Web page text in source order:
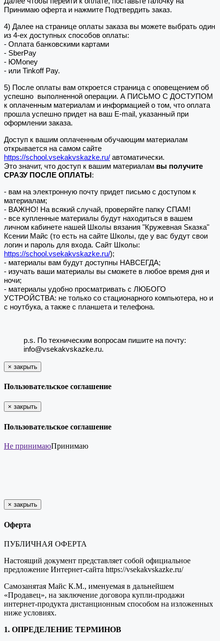
Принимаю оферта и нажмите Подтвердить заказ.
4) Далее на странице оплаты заказа вы можете выбрать один
из 4-ех доступных способов оплаты:
- Оплата банковскими картами
- SberPay
- ЮMoney
- или Tinkoff Pay.
5) После оплаты вам откроется страница с оповещением об
успешно выполненной операции. А ПИСЬМО С ДОСТУПОМ
к оплаченным материалам и информацией о том, что оплата
прошла успешно придет на ваш E-mail, указанный при
оформлении заказа.
Доступ к вашим оплаченным обучающим материалам
открывается на самом сайте
https://school.vsekakvskazke.ru/ автоматически.
Это значит, что доступ к вашим материалам вы получите
СРАЗУ ПОСЛЕ ОПЛАТЫ :
- вам на электронную почту придет письмо с доступом к
материалам;
- ВАЖНО! На всякий случай, проверяйте папку СПАМ!
- все купленные материалы будут находиться в вашем
личном кабинете нашей Школы вязания "Кружевная Sказка"
Ксении Майс (то есть на сайте Школы, где у вас будут свои
логин и пароль для входа. Сайт Школы:
https://school.vsekakvskazke.ru/);
- материалы вам будут доступны НАВСЕГДА;
- изучать ваши материалы вы сможете в любое время дня и
ночи;
- материалы удобно просматривать с ЛЮБОГО
УСТРОЙСТВА: не только со стационарного компьютера, но и
с ноутбука, а также с планшета и телефона.
p.s. По техническим вопросам пишите на почту:
info@vsekakvskazke.ru.
× закрыть
Пользовательское соглашение
× закрыть
Пользовательское соглашение
Не принимаюПринимаю
× закрыть
Оферта
ПУБЛИЧНАЯ ОФЕРТА
Настоящий документ представляет собой официальное
предложение Интернет-сайта https://vsekakvskazke.ru/
Самозанятая Майс К.М., именуемая в дальнейшем
«Продавец», на заключение договора купли-продажи
интернет-продукта дистанционным способом на изложенных
ниже условиях.
1. ОПРЕДЕЛЕНИЕ ТЕРМИНОВ